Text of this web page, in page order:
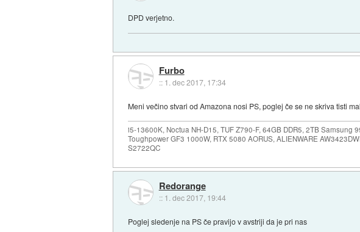
DPD verjetno.
Furbo
:: 1. dec 2017, 17:34
Meni večino stvari od Amazona nosi PS, poglej če se ne skriva tisti
i5-13600K, Noctua NH-D15, TUF Z790-F, 64GB DDR5, 2TB Samsung
Toughpower GF3 1000W, RTX 5080 AORUS, ALIENWARE
S2722QC
Redorange
:: 1. dec 2017, 19:44
Poglej sledenje na PS če pravijo v avstriji da je pri nas